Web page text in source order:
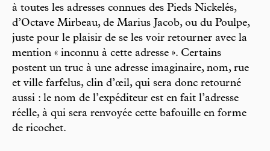
à toutes les adresses connues des Pieds Nickelés,
d’Octave Mirbeau, de Marius Jacob, ou du Poulpe,
juste pour le plaisir de se les voir retourner avec la
mention « inconnu à cette adresse ». Certains
postent un truc à une adresse imaginaire, nom, rue
et ville farfelus, clin d’œil, qui sera donc retourné
aussi : le nom de l’expéditeur est en fait l’adresse
réelle, à qui sera renvoyée cette bafouille en forme
de ricochet.